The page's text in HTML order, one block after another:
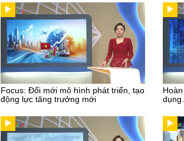
Focus: Đổi mới mô hình phát triển, tạo
động lực tăng trưởng mới
dụng